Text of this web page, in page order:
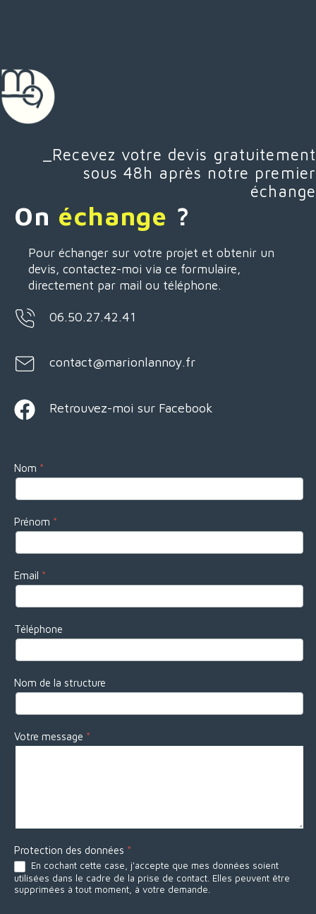
_Recevez votre devis gratuitement
sous 48h après notre premier
échange
On échange ?
Pour échanger sur votre projet et obtenir un
devis, contactez-moi via ce formulaire,
directement par mail ou téléphone.
06.50.27.42.41
contact@marionlannoy.fr
Retrouvez-moi sur Facebook
O
n
p
n
d
c
o
n
a
c
Nom *
Prénom *
Email *
Téléphone
Nom de la structure
Votre message *
Protection des données *
En cochant cette case, j'accepte que mes données soient
utilisées dans le cadre de la prise de contact. Elles peuvent être
supprimées à tout moment, à votre demande.